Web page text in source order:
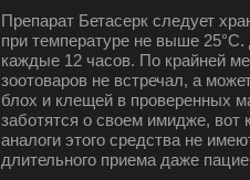
Препарат Бетасерк следует
при температуре не выше
каждые 12 часов. По крайней
зоотоваров не встречал, а
блох и клещей в проверенных
заботятся о своем имидже,
аналоги этого средства не
длительного приема даже